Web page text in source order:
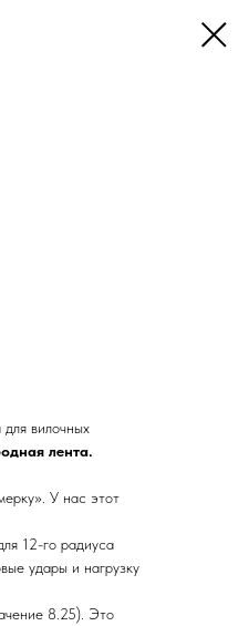
вилочных
лента.
У нас этот
12-го радиуса
удары и нагрузку
8.25). Это